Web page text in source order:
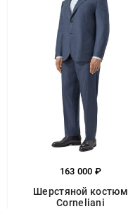
163 000 ₽
Шерстяной костюм
Corneliani